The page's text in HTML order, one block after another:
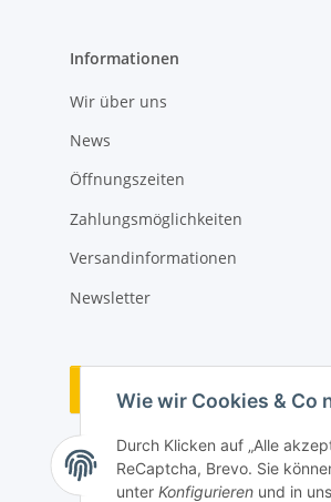
Wie wir Cookies & Co
Durch Klicken auf „Alle
ReCaptcha, Brevo. Sie
unter Konfigurieren und in
Informationen
Wir über uns
News
Öffnungszeiten
Zahlungsmöglichkeiten
Versandinformationen
Newsletter
Vertrag widerrufen